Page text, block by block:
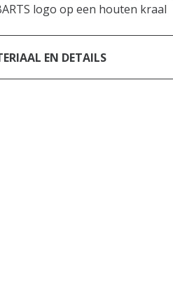
logo op een houten kraal
EN DETAILS